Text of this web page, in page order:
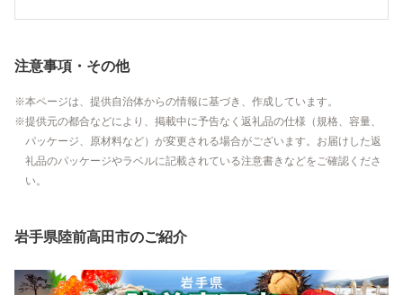
注意事項・その他
本ページは、提供自治体からの情報に基づき、作成しています。
提供元の都合などにより、掲載中に予告なく返礼品の仕様（規格、容量、
パッケージ、原材料など）が変更される場合がございます。お届けした返
礼品のパッケージやラベルに記載されている注意書きなどをご確認くださ
い。
岩手県陸前高田市のご紹介